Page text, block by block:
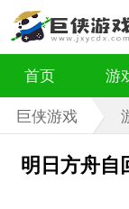
首页 游
巨侠游戏
明日方舟自